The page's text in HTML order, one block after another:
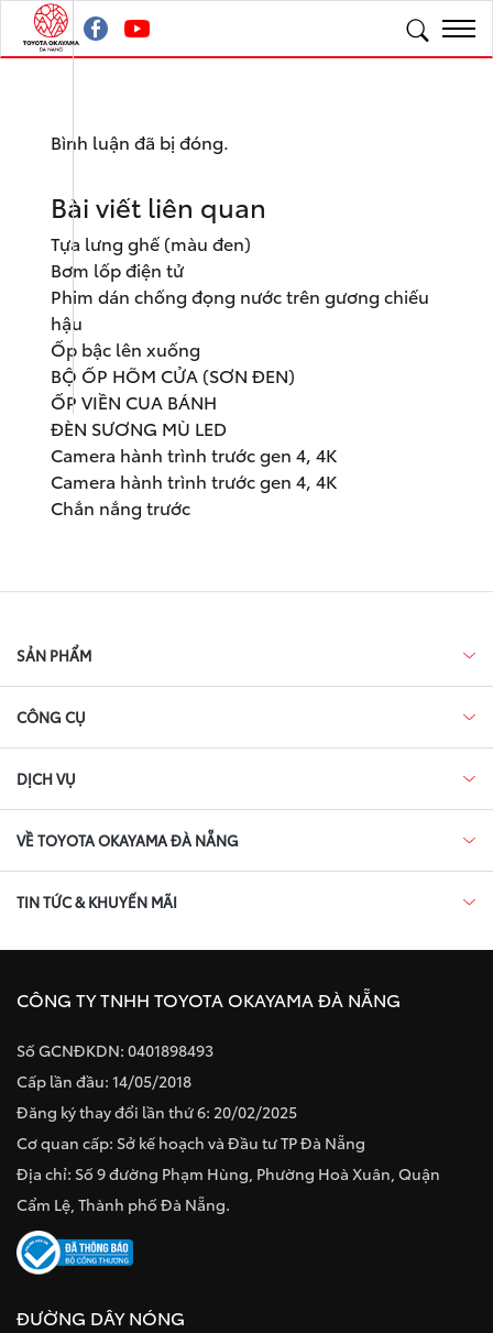
Bình luận đã bị đóng.
Bài viết liên quan
Tựa lưng ghế (màu đen)
Bơm lốp điện tử
Phim dán chống đọng nước trên gương chiếu
hậu
Ốp bậc lên xuống
BỘ ỐP HÕM CỬA (SƠN ĐEN)
ỐP VIỀN CUA BÁNH
ĐÈN SƯƠNG MÙ LED
Camera hành trình trước gen 4, 4K
Camera hành trình trước gen 4, 4K
Chắn nắng trước
SẢN PHẨM
CÔNG CỤ
DỊCH VỤ
VỀ TOYOTA OKAYAMA ĐÀ NẴNG
TIN TỨC & KHUYẾN MÃI
CÔNG TY TNHH TOYOTA OKAYAMA ĐÀ NẴNG
Số GCNĐKDN: 0401898493
Cấp lần đầu: 14/05/2018
Đăng ký thay đổi lần thứ 6: 20/02/2025
Cơ quan cấp: Sở kế hoạch và Đầu tư TP Đà Nẵng
Địa chỉ: Số 9 đường Phạm Hùng, Phường Hoà Xuân, Quận
Cẩm Lệ, Thành phố Đà Nẵng.
ĐƯỜNG DÂY NÓNG